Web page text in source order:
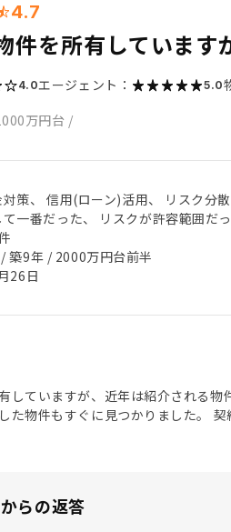
4.7
件を所有しています
4.0エージェント： 5.0
万円台 /
策、 信用(ローン)活用、 リスク分散
一番だった、 リスクが許容範囲だ
築9年 / 2000万円台前半
26日
していますが、近年は紹介される
た物件もすぐに見つかりました。
らの返答